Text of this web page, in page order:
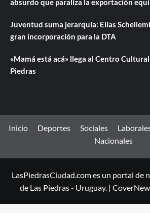
Juventud suma jerarquía: Elías
gran incorporación para la DTA
«Mamá está acá» llega al Centro
Piedras
Inicio Deportes Sociales
Nacionales
LasPiedrasCiudad.com es un portal de
de Las Piedras - Uruguay. |